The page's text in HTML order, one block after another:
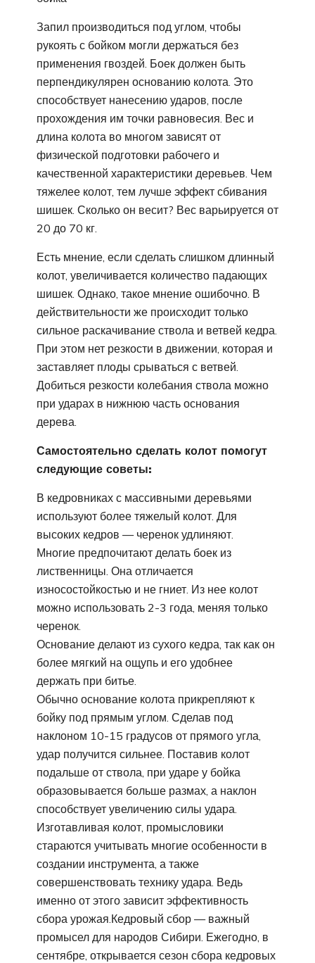
Запил производиться под углом, чтобы
рукоять с бойком могли держаться без
применения гвоздей. Боек должен быть
перпендикулярен основанию колота. Это
способствует нанесению ударов, после
прохождения им точки равновесия. Вес и
длина колота во многом зависят от
физической подготовки рабочего и
качественной характеристики деревьев. Чем
тяжелее колот, тем лучше эффект сбивания
шишек. Сколько он весит? Вес варьируется от
20 до 70 кг.
Есть мнение, если сделать слишком длинный
колот, увеличивается количество падающих
шишек. Однако, такое мнение ошибочно. В
действительности же происходит только
сильное раскачивание ствола и ветвей кедра.
При этом нет резкости в движении, которая и
заставляет плоды срываться с ветвей.
Добиться резкости колебания ствола можно
при ударах в нижнюю часть основания
дерева.
Самостоятельно сделать колот помогут
следующие советы:
В кедровниках с массивными деревьями
используют более тяжелый колот. Для
высоких кедров — черенок удлиняют.
Многие предпочитают делать боек из
лиственницы. Она отличается
износостойкостью и не гниет. Из нее колот
можно использовать 2-3 года, меняя только
черенок.
Основание делают из сухого кедра, так как он
более мягкий на ощупь и его удобнее
держать при битье.
Обычно основание колота прикрепляют к
бойку под прямым углом. Сделав под
наклоном 10-15 градусов от прямого угла,
удар получится сильнее. Поставив колот
подальше от ствола, при ударе у бойка
образовывается больше размах, а наклон
способствует увеличению силы удара.
Изготавливая колот, промысловики
стараются учитывать многие особенности в
создании инструмента, а также
совершенствовать технику удара. Ведь
именно от этого зависит эффективность
сбора урожая.Кедровый сбор — важный
промысел для народов Сибири. Ежегодно, в
сентябре, открывается сезон сбора кедровых